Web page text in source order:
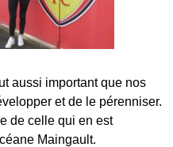
aussi important que nos
et de le pérenniser.
de celle qui en est
Maingault.